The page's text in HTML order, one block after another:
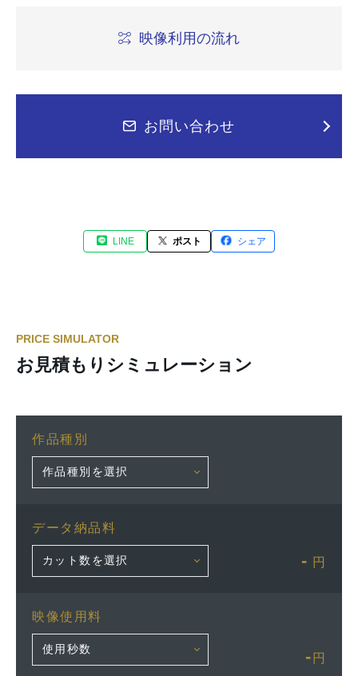
映像利用の流れ
お問い合わせ
LINE ポスト シェア
PRICE SIMULATOR
お見積もりシミュレーション
作品種別
データ納品料
- 円
映像使用料
- 円